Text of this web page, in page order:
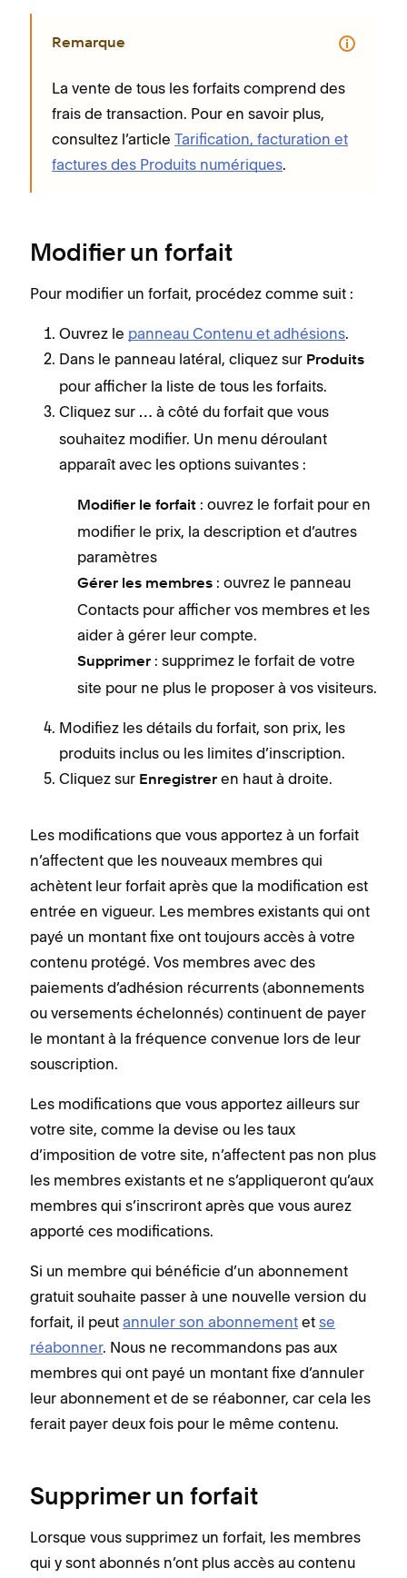
Remarque
La vente de tous les forfaits comprend des
frais de transaction. Pour en savoir plus,
consultez l’article Tarification, facturation et
factures des Produits numériques.
Modifier un forfait
Pour modifier un forfait, procédez comme suit :
Ouvrez le panneau Contenu et adhésions.
Dans le panneau latéral, cliquez sur Produits
pour afficher la liste de tous les forfaits.
Cliquez sur … à côté du forfait que vous
souhaitez modifier. Un menu déroulant
apparaît avec les options suivantes :
Modifier le forfait : ouvrez le forfait pour en
modifier le prix, la description et d’autres
paramètres
Gérer les membres : ouvrez le panneau
Contacts pour afficher vos membres et les
aider à gérer leur compte.
Supprimer : supprimez le forfait de votre
site pour ne plus le proposer à vos visiteurs.
Modifiez les détails du forfait, son prix, les
produits inclus ou les limites d’inscription.
Cliquez sur Enregistrer en haut à droite.
Les modifications que vous apportez à un forfait
n’affectent que les nouveaux membres qui
achètent leur forfait après que la modification est
entrée en vigueur. Les membres existants qui ont
payé un montant fixe ont toujours accès à votre
contenu protégé. Vos membres avec des
paiements d’adhésion récurrents (abonnements
ou versements échelonnés) continuent de payer
le montant à la fréquence convenue lors de leur
souscription.
Les modifications que vous apportez ailleurs sur
votre site, comme la devise ou les taux
d’imposition de votre site, n’affectent pas non plus
les membres existants et ne s’appliqueront qu’aux
membres qui s’inscriront après que vous aurez
apporté ces modifications.
Si un membre qui bénéficie d’un abonnement
gratuit souhaite passer à une nouvelle version du
forfait, il peut annuler son abonnement et se
réabonner. Nous ne recommandons pas aux
membres qui ont payé un montant fixe d’annuler
leur abonnement et de se réabonner, car cela les
ferait payer deux fois pour le même contenu.
Supprimer un forfait
Lorsque vous supprimez un forfait, les membres
qui y sont abonnés n’ont plus accès au contenu